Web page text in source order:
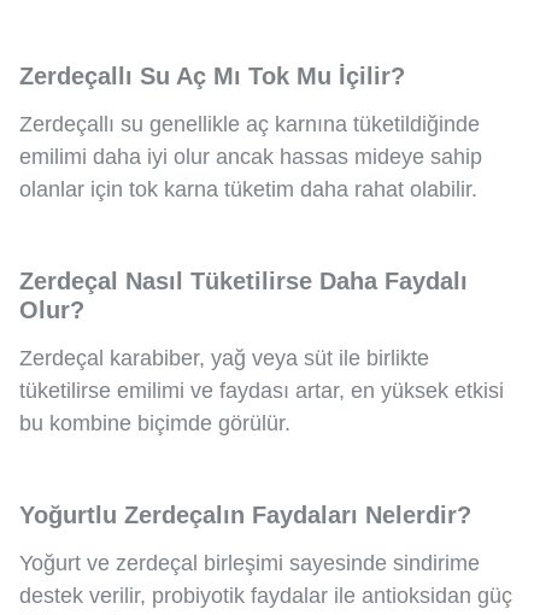
Zerdeçallı Su Aç Mı Tok Mu İçilir?
Zerdeçallı su genellikle aç karnına tüketildiğinde
emilimi daha iyi olur ancak hassas mideye sahip
olanlar için tok karna tüketim daha rahat olabilir.
Zerdeçal Nasıl Tüketilirse Daha Faydalı
Olur?
Zerdeçal karabiber, yağ veya süt ile birlikte
tüketilirse emilimi ve faydası artar, en yüksek etkisi
bu kombine biçimde görülür.
Yoğurtlu Zerdeçalın Faydaları Nelerdir?
Yoğurt ve zerdeçal birleşimi sayesinde sindirime
destek verilir, probiyotik faydalar ile antioksidan güç